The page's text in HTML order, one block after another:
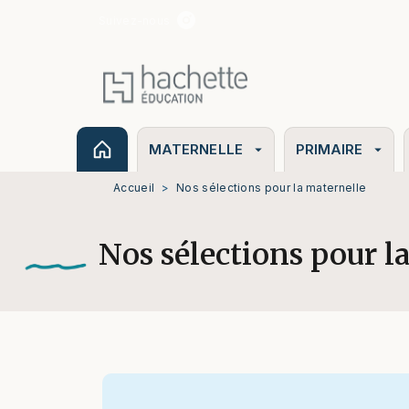
MATERNELLE arrow_drop_down PRIMAIRE arrow_drop_down
Accueil > Nos sélections pour la maternelle
Nos sélections pour